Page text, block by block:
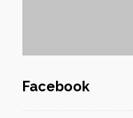
Facebook